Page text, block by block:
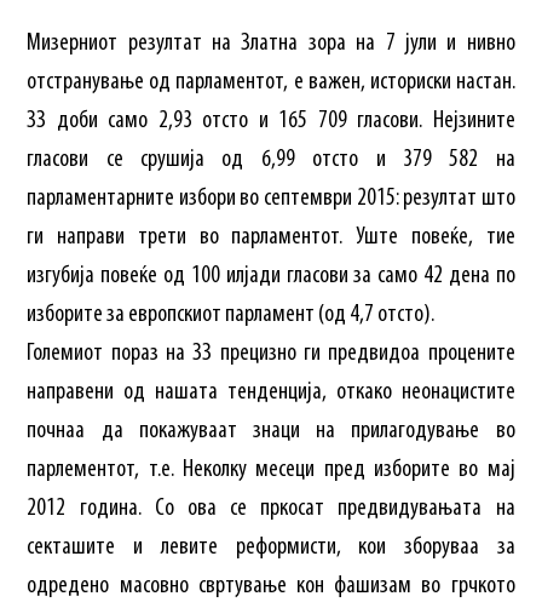
Мизерниот резултат на Златна зора на 7 јули и нивно
отстранување од парламентот, е важен, историски настан.
ЗЗ доби само 2,93 отсто и 165 709 гласови. Нејзините
гласови се срушија од 6,99 отсто и 379 582 на
парламентарните избори во септември 2015: резултат што
ги направи трети во парламентот. Уште повеќе, тие
изгубија повеќе од 100 илјади гласови за само 42 дена по
изборите за европскиот парламент (од 4,7 отсто).
Големиот пораз на ЗЗ прецизно ги предвидоа процените
направени од нашата тенденција, откако неонацистите
почнаа да покажуваат знаци на прилагодување во
парлементот, т.е. Неколку месеци пред изборите во мај
2012 година. Со ова се пркосат предвидувањата на
секташите и левите реформисти, кои зборуваа за
одредено масовно свртување кон фашизам во грчкото